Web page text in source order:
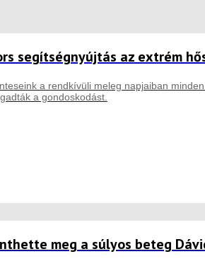
segítségnyújtás az extrém
a rendkívüli meleg napjaiban
a gondoskodást.
meg a súlyos beteg